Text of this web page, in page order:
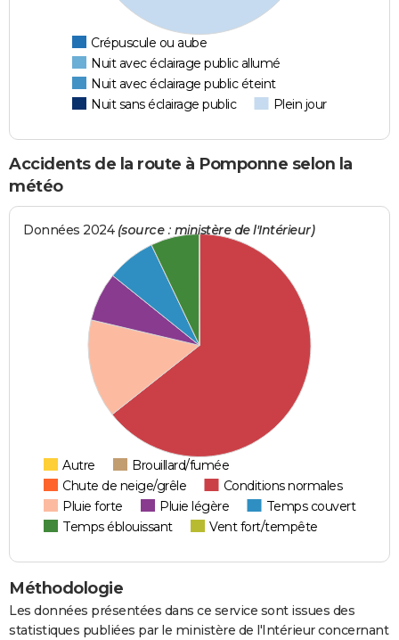
Crépuscule ou aube
Nuit avec éclairage public allumé
Nuit avec éclairage public éteint
Nuit sans éclairage public
Plein jour
Accidents de la route à Pomponne selon la
météo
Données 2024 (source : ministère de l'Intérieur)
Autre
Brouillard/fumée
Chute de neige/grêle
Conditions normales
Pluie forte
Pluie légère
Temps couvert
Temps éblouissant
Vent fort/tempête
Méthodologie
Les données présentées dans ce service sont issues des
statistiques publiées par le ministère de l'Intérieur concernant